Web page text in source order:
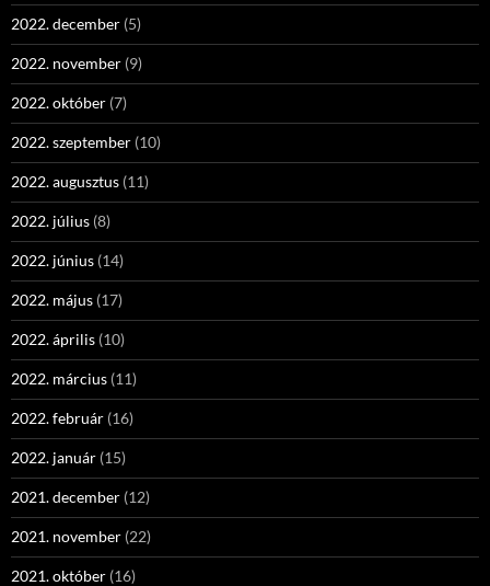
2022. december (5)
2022. november (9)
2022. október (7)
2022. szeptember (10)
2022. augusztus (11)
2022. július (8)
2022. június (14)
2022. május (17)
2022. április (10)
2022. március (11)
2022. február (16)
2022. január (15)
2021. december (12)
2021. november (22)
2021. október (16)